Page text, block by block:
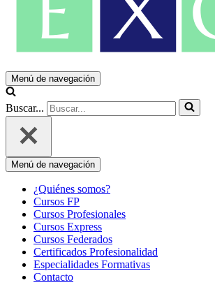
Menú de navegación
Buscar...
Menú de navegación
¿Quiénes somos?
Cursos FP
Cursos Profesionales
Cursos Express
Cursos Federados
Certificados Profesionalidad
Especialidades Formativas
Contacto